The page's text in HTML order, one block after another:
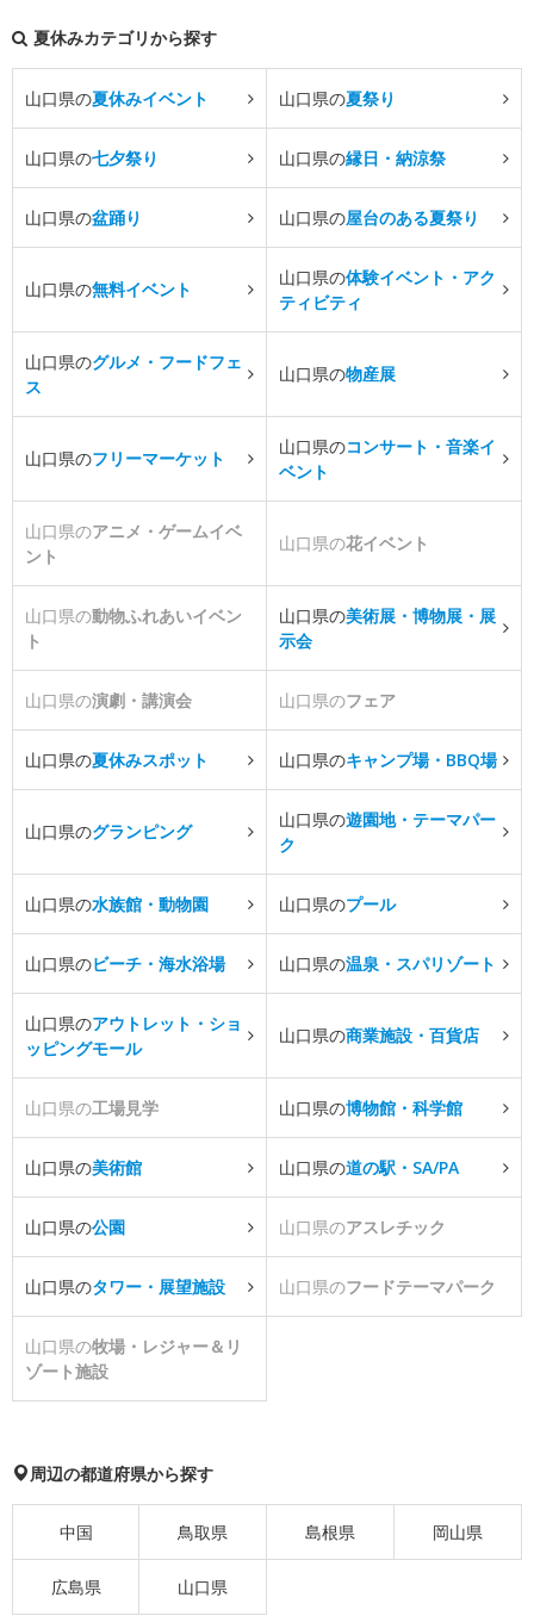
夏休みカテゴリから探す
山口県の夏休みイベント 山口県の夏祭り
山口県の七夕祭り 山口県の縁日・納涼祭
山口県の盆踊り 山口県の屋台のある夏祭り
山口県の無料イベント
山口県の体験イベント・アク
ティビティ
山口県のグルメ・フードフェ
ス
山口県の物産展
山口県のフリーマーケット
山口県のコンサート・音楽イ
ベント
山口県のアニメ・ゲームイベ
ント
山口県の花イベント
山口県の動物ふれあいイベン
ト
山口県の美術展・博物展・展
示会
山口県の演劇・講演会 山口県のフェア
山口県の夏休みスポット 山口県のキャンプ場・BBQ場
山口県のグランピング
山口県の遊園地・テーマパー
ク
山口県の水族館・動物園 山口県のプール
山口県のビーチ・海水浴場 山口県の温泉・スパリゾート
山口県のアウトレット・ショ
ッピングモール
山口県の商業施設・百貨店
山口県の工場見学 山口県の博物館・科学館
山口県の美術館 山口県の道の駅・SA/PA
山口県の公園 山口県のアスレチック
山口県のタワー・展望施設 山口県のフードテーマパーク
山口県の牧場・レジャー＆リ
ゾート施設
周辺の都道府県から探す
中国 鳥取県 島根県 岡山県
広島県 山口県